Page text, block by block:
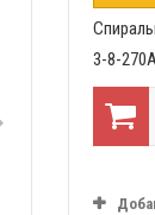
3-8-